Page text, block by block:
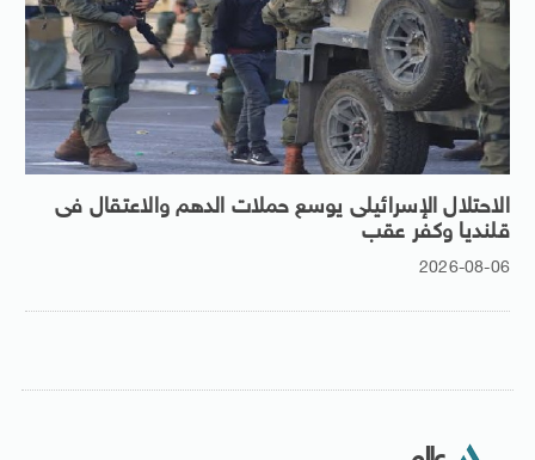
الاحتلال الإسرائيلى يوسع حملات الدهم والاعتقال فى
قلنديا وكفر عقب
2026-08-06